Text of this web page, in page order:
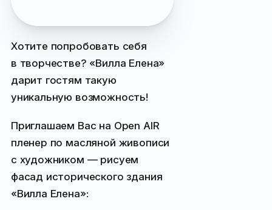
Хотите попробовать себя
в творчестве? «Вилла Елена»
дарит гостям такую
уникальную возможность!
Приглашаем Вас на Open AIR
пленер по масляной живописи
с художником — рисуем
фасад исторического здания
«Вилла Елена»: